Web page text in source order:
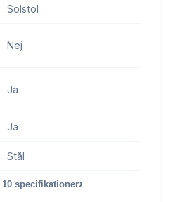
Solstol
Nej
Ja
Ja
Stål
10 specifikationer›